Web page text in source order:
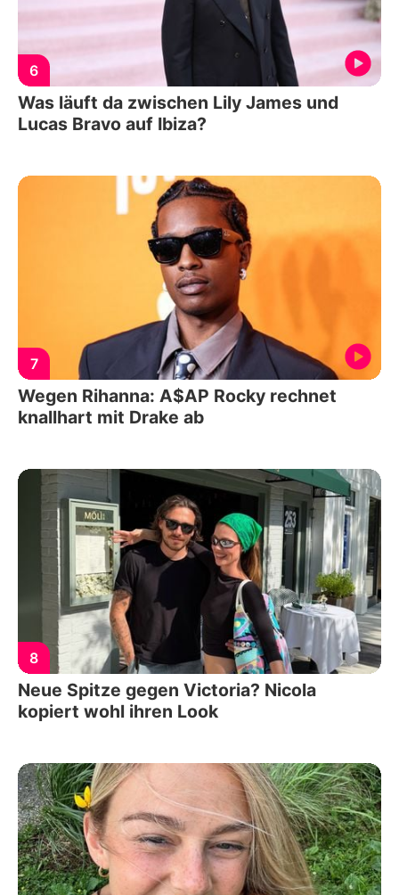
6
Was läuft da zwischen Lily James und
Lucas Bravo auf Ibiza?
7
Wegen Rihanna: A$AP Rocky rechnet
knallhart mit Drake ab
8
Neue Spitze gegen Victoria? Nicola
kopiert wohl ihren Look